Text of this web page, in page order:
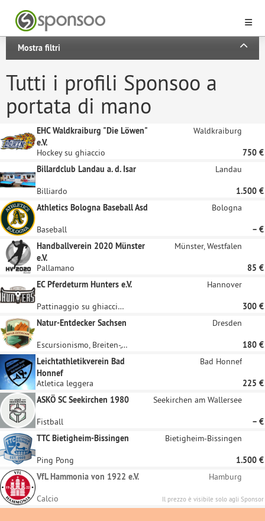
Mostra filtri
Tutti i profili Sponsoo a
portata di mano
EHC Waldkraiburg "Die Löwen"
e.V.
Waldkraiburg
Hockey su ghiaccio
750 €
Billardclub Landau a. d. Isar
Landau
Billiardo
1.500 €
Athletics Bologna Baseball Asd
Bologna
Baseball
– €
Handballverein 2020 Münster
e.V.
Münster, Westfalen
Pallamano
85 €
EC Pferdeturm Hunters e.V.
Hannover
Pattinaggio su ghiaccio, Hockey su ghiaccio
300 €
Natur-Entdecker Sachsen
Dresden
Escursionismo, Breiten-, Gesundheits- und Seniorensport, Kinder- und Jugendsport, Orientamento
180 €
Leichtathletikverein Bad
Honnef
Bad Honnef
Atletica leggera
225 €
ASKÖ SC Seekirchen 1980
Seekirchen am Wallersee
Fistball
– €
TTC Bietigheim-Bissingen
Bietigheim-Bissingen
Ping Pong
1.500 €
VfL Hammonia von 1922 e.V.
Hamburg
Calcio
Il prezzo è visibile solo agli Sponsor